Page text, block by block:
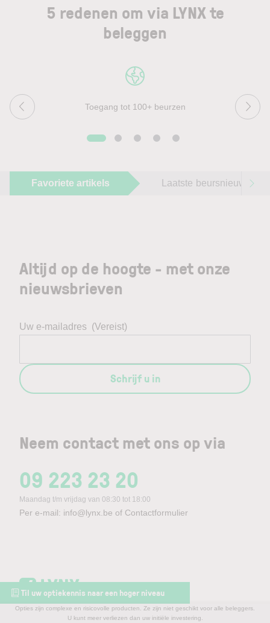
5 redenen om via LYNX te
beleggen
Toegang tot 100+ beurzen
Favoriete artikels Laatste beursnieuws
Neem contact met ons op via
09 223 23 20
Maandag t/m vrijdag van 08:30 tot 18:00
Per e-mail: info@lynx.be of Contactformulier
Altijd op de hoogte - met onze
nieuwsbrieven
Uw e-mailadres (Vereist)
Schrijf u in
Sinds 2006 is LYNX dé online broker voor actieve beleggers.
Til uw optiekennis naar een hoger niveau
Opties zijn complexe en risicovolle producten. Ze zijn niet geschikt voor alle beleggers.
U kunt meer verliezen dan uw initiële investering.